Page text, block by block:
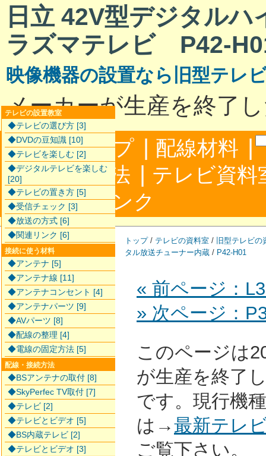
日立 42V型デジタルハ
ラズマテレビ P42-
映像機器の設置なら旧型テレ
メーカーが生産を終了
サイトマップ | 配線材料 |
配線接続方法 | テレビ資料
合わせ|リンク
トップ/ テレビの資料室 / 旧型テレビの
タル放送チューナー内蔵 / P42-H01
« 前ページ：
» 次ページ：
このページは
が生産を終了
です。現行機
は→最新テレ
ご覧下さい。
テレビの設置教室
◆テレビの選び方 [3]
◆DVDの豆知識 [10]
◆テレビを楽しむ [2]
◆デジタルテレビを楽しむ
[20]
◆テレビの置き方 [5]
◆受信チェック [3]
◆放送の方式 [6]
◆関連リンク [6]
接続に使う材料
◆アンテナ [5]
◆アンテナ線 [11]
◆アンテナコンセント [4]
◆アンテナパーツ [9]
◆AVパーツ [8]
◆配線の整理 [4]
◆電線の固定方法 [5]
配線・接続方法
◆BSアンテナの取付 [8]
◆SkyPerfec TV取付 [7]
◆テレビ [2]
◆テレビとビデオ [5]
◆BS内蔵テレビ [2]
◆テレビとビデオ [3]